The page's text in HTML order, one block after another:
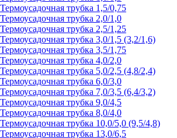
Термоусадочная трубка 1,5/0,75
Термоусадочная трубка 2,0/1,0
Термоусадочная трубка 2,5/1,25
Термоусадочная трубка 3,0/1,5 (3,2/1,6)
Термоусадочная трубка 3,5/1,75
Термоусадочная трубка 4,0/2,0
Термоусадочная трубка 5,0/2,5 (4,8/2,4)
Термоусадочная трубка 6,0/3,0
Термоусадочная трубка 7,0/3,5 (6,4/3,2)
Термоусадочная трубка 9,0/4,5
Термоусадочная трубка 8,0/4,0
Термоусадочная трубка 10,0/5,0 (9,5/4,8)
Термоусадочная трубка 13,0/6,5